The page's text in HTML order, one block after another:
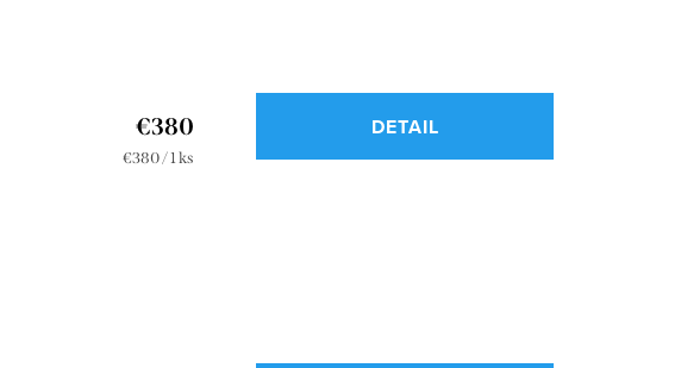
€380
Jednotková
€380 / 1 ks
DETAIL